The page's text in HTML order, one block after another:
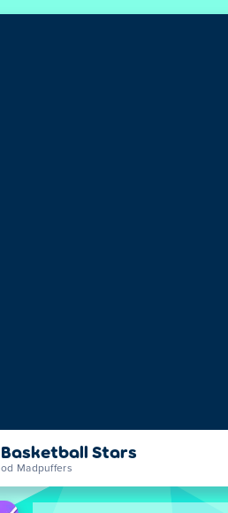
Basketball Stars
od Madpuffers